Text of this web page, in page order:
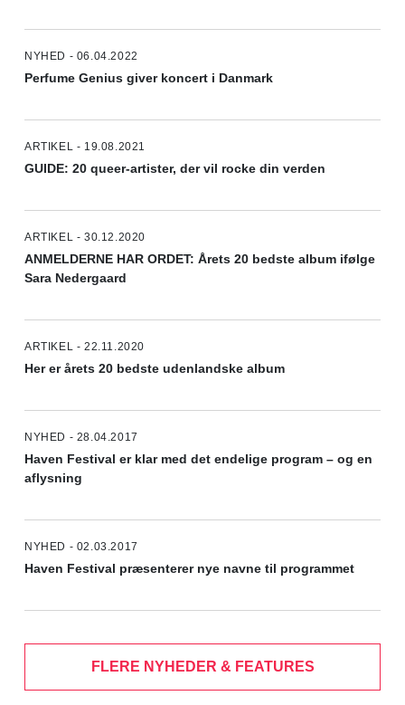
NYHED - 06.04.2022
Perfume Genius giver koncert i Danmark
ARTIKEL - 19.08.2021
GUIDE: 20 queer-artister, der vil rocke din verden
ARTIKEL - 30.12.2020
ANMELDERNE HAR ORDET: Årets 20 bedste album ifølge
Sara Nedergaard
ARTIKEL - 22.11.2020
Her er årets 20 bedste udenlandske album
NYHED - 28.04.2017
Haven Festival er klar med det endelige program – og en
aflysning
NYHED - 02.03.2017
Haven Festival præsenterer nye navne til programmet
FLERE NYHEDER & FEATURES